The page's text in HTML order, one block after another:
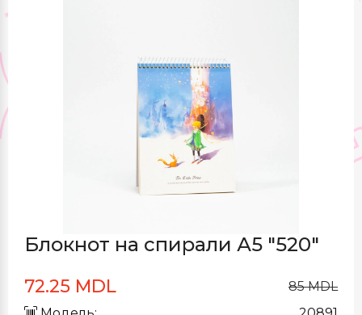
Блокнот на спирали А5 "520"
72.25 MDL
85 MDL